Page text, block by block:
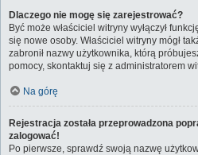
Dlaczego nie mogę się zarejestrować?
Być może właściciel witryny wyłączył
się nowe osoby. Właściciel witryny mógł
zabronił nazwy użytkownika, którą
pomocy, skontaktuj się z administratorem
Na górę
Rejestracja została przeprowadzona
zalogować!
Po pierwsze, sprawdź swoją nazwę